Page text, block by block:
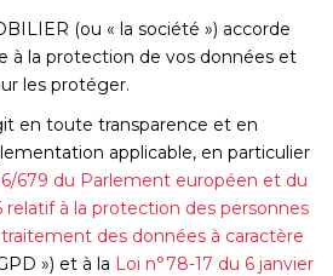
AGENCES
Nous ?
Actualités
CONTACT
(ou « la société ») accorde
à la protection de vos données et
les protéger.
en toute transparence et en
applicable, en particulier
679 du Parlement européen et du
relatif à la protection des personnes
des données à caractère
») et à la Loi n°78-17 du 6 janvier